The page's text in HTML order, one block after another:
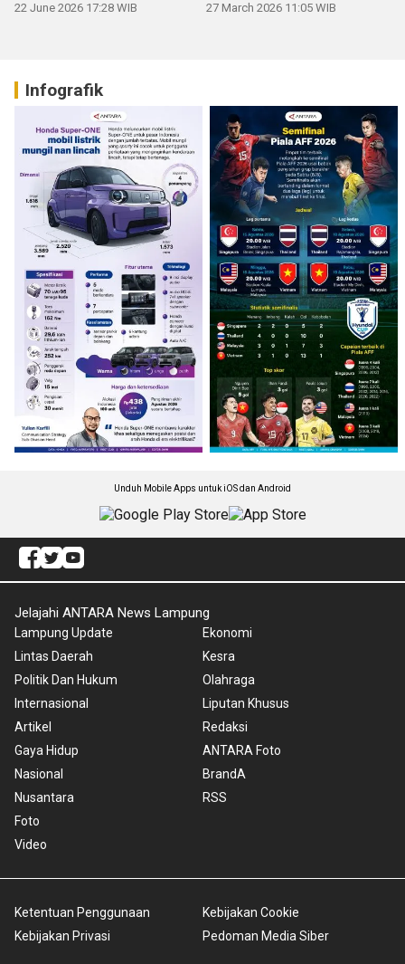
22 June 2026 17:28 WIB 27 March 2026 11:05 WIB
Infografik
Unduh Mobile Apps untuk iOS dan Android
Jelajahi ANTARA News Lampung
Lampung Update
Lintas Daerah
Politik Dan Hukum
Internasional
Artikel
Gaya Hidup
Nasional
Nusantara
Foto
Video
Ekonomi
Kesra
Olahraga
Liputan Khusus
Redaksi
ANTARA Foto
BrandA
RSS
Ketentuan Penggunaan
Kebijakan Privasi
Kebijakan Cookie
Pedoman Media Siber